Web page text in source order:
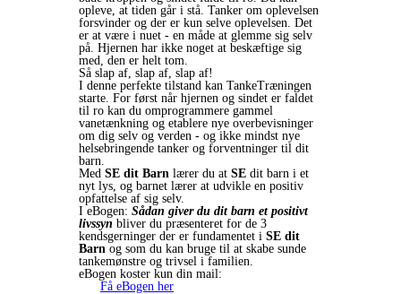
opleve, at tiden går i stå. Tanker om oplevelsen
forsvinder og der er kun selve oplevelsen. Det
er at være i nuet - en måde at glemme sig selv
på. Hjernen har ikke noget at beskæftige sig
med, den er helt tom.
Så slap af, slap af, slap af!
I denne perfekte tilstand kan TankeTræningen
starte. For først når hjernen og sindet er faldet
til ro kan du omprogrammere gammel
vanetænkning og etablere nye overbevisninger
om dig selv og verden - og ikke mindst nye
helsebringende tanker og forventninger til dit
barn.
Med SE dit Barn lærer du at SE dit barn i et
nyt lys, og barnet lærer at udvikle en positiv
opfattelse af sig selv.
I eBogen: Sådan giver du dit barn et positivt
livssyn bliver du præsenteret for de 3
kendsgerninger der er fundamentet i SE dit
Barn og som du kan bruge til at skabe sunde
tankemønstre og trivsel i familien.
eBogen koster kun din mail:
Få eBogen her